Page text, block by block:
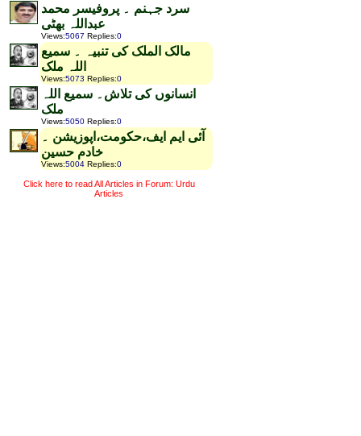
سرد جہنم ۔ پروفیسر محمد
عبداللہ بھٹی
Views:5067 Replies:0
مالک الملک کی تنبیہ ۔ سمیع
اللہ ملک
Views:5073 Replies:0
انسانوں کی تلاش۔ سمیع اللہ
ملک
Views:5050 Replies:0
آئی ایم ایف،حکومت،اپوزیشن ۔
خادم حسین
Views:5004 Replies:0
Click here to read All Articles in Forum: Urdu
Articles